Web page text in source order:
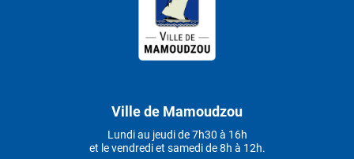
Ville de Mamoudzou
Lundi au jeudi de 7h30 à 16h
et le vendredi et samedi de 8h à 12h.